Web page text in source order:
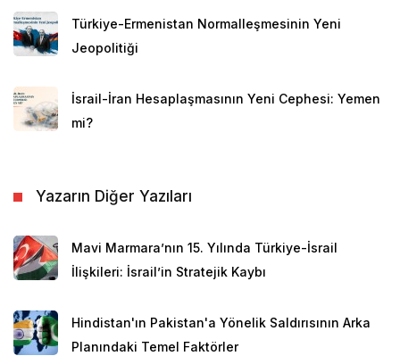
Türkiye-Ermenistan Normalleşmesinin Yeni
Jeopolitiği
İsrail-İran Hesaplaşmasının Yeni Cephesi: Yemen
mi?
Yazarın Diğer Yazıları
Mavi Marmara’nın 15. Yılında Türkiye-İsrail
İlişkileri: İsrail’in Stratejik Kaybı
Hindistan'ın Pakistan'a Yönelik Saldırısının Arka
Planındaki Temel Faktörler